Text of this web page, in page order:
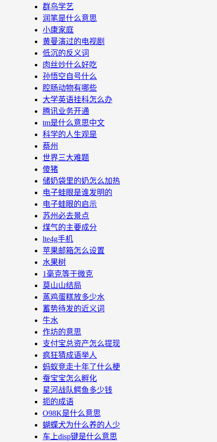
群鸟学艺
润笔是什么意思
小康家庭
黄曼演过的电视剧
低沉的反义词
肉丝炒什么好吃
孙悟空自号什么
腔肠动物有哪些
大学英语挂科怎么办
腾讯业务开通
tm是什么意思中文
科学的人生观是
蔡州
世界三大难题
傻猪
储奶袋里的奶怎么加热
电子蛙眼是谁发明的
电子蛙眼的启示
苏州必去景点
煤气的主要成分
lte4g手机
苹果邮箱怎么设置
水果树
1毫克等于微克
莫山山结局
蒸鸡蛋糕放多少水
蓄势待发的近义词
牛水
作坊的意思
支付宝总资产怎么提现
疯狂猜成语举人
蚂蚁竞走十年了什么梗
蚕宝宝怎么孵化
星河战队鳄鱼多少钱
扼的成语
O98K是什么意思
蝴蝶犬为什么养的人少
车上disp键是什么意思